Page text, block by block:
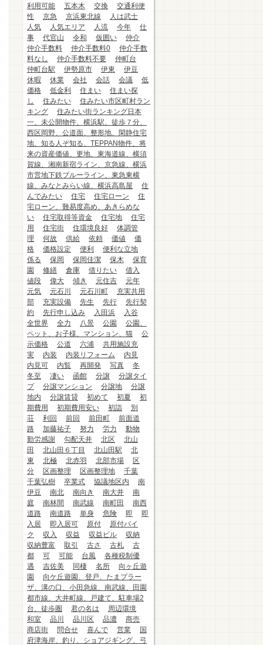
利用可能
五本木 交換
交通利便
性
京急 京浜東北線
人は武士
人気
人気エリア 人流 今年
仕
事
代官山 令和 仮囲い
仲介
仲介手数料
仲介手数料0
仲介手数
料なし
仲介手数料不要
仲町台
仲町台駅
伊勢原市 伊東
伊豆
休暇
休業 会社 会話 会議
低
価格
低金利 住まい
住まい探
し
住みたい
住みたい市区町村ラン
キング
住みたい街ランキング日本
一、未公開物件、横浜駅、徒歩７分、
西区岡野、公道面、整形地、閑静住宅
地、知る人ぞ知る、TEPPAN物件、将
来の資産価値、更地、東海道線、横須
賀線、湘南新宿ライン、京急線、横浜
市営地下鉄ブルーライン、東急東横
線、みなとみらい線、横浜高島屋
住
んでみたい
住宅 住宅ローン
住
宅ローン、難易度高め、あきらめな
い
住宅取得等資金 住宅地
住宅
用
住宅街 住環境良好
体調管
理
何故 供給 依頼 価値
価
格
価格設定 便利
便利な立地
係る
保岡 保岡佳潔 保木
保育
園
修繕 倉庫 借りたい
借入
値段
偉大 傾き 元住吉
元年
元気
元石川 元石川町
充実共用
部
充実設備 先生 先行
先行契
約
先行申し込み 入田浜
入谷
全世界
全力 八景 公園
公園、
ペット、お子様、マンション、猫
公
示価格
公道 六浦
共用施設充
実
内装 内装リフォーム
内見
内見可
内覧 再開発 写真
冬
冬至
凄い 函館 分譲
分譲タイ
プ
分譲マンション 分譲地
分譲
地内
分譲賃貸 初めて 初夏
初
期費用
初期費用安い 初詣
別
荘
利回 前回 前田町
前面道
路
加藤祐子 努力 労力
動物
勤労感謝
勾配天井 北区
北山
田
北山田６丁目 北山田駅
北
東
北極 北赤羽 北部市場
区
分
区画整理 区画整理地
千葉
千葉弘樹
卒業式 協議地区内
南
伊豆
南北 南向き 南大井
南
庭
南林間 南武線 南町田
南西
道路
南道路 単身 危険 即
即
入居
即入居可 原付
原付バイ
ク
収入 収益 収益ビル
収納
収納豊富
取引 古さ 古札
古
都
可 可能 台風
各種税制優
遇
吉佐美 同棲 名所
向ヶ丘遊
園
向ケ丘遊園、登戸、たまプラー
ザ、溝の口、小田急線、南武線、田園
都市線、大井町線、戸建て、駐車場2
台、徒歩圏
君の名は
周辺環境
和室
品川 品川区 品濃
商売
商店街
問合せ 喜んで 営業
国
府津海岸、釣り、ショアジギング、弓